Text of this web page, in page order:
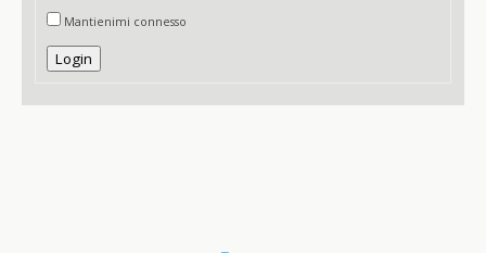
Mantienimi connesso
Login